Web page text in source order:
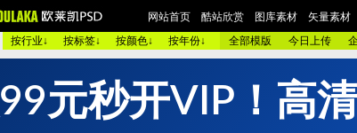
网站首页 酷站欣赏 图库素材 矢量素材
按行业↓
按标签↓ 按颜色↓ 按年份↓ 全部模版 今日上传
图 库： 欧美酷图 平面设计 艺术摄影 包装设计 时装展示
99元秒开V P ！ 高清